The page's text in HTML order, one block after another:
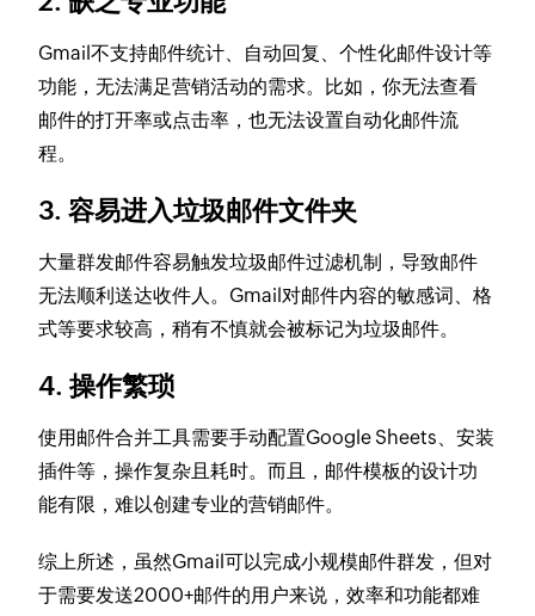
Gmail不支持邮件统计、自动回复、个性化邮件设计等
功能，无法满足营销活动的需求。比如，你无法查看
邮件的打开率或点击率，也无法设置自动化邮件流
程。
3.容易进入垃圾邮件文件夹
大量群发邮件容易触发垃圾邮件过滤机制，导致邮件
无法顺利送达收件人。Gmail对邮件内容的敏感词、格
式等要求较高，稍有不慎就会被标记为垃圾邮件。
4.操作繁琐
使用邮件合并工具需要手动配置Google Sheets、安装
插件等，操作复杂且耗时。而且，邮件模板的设计功
能有限，难以创建专业的营销邮件。
综上所述，虽然Gmail可以完成小规模邮件群发，但对
于需要发送2000+邮件的用户来说，效率和功能都难